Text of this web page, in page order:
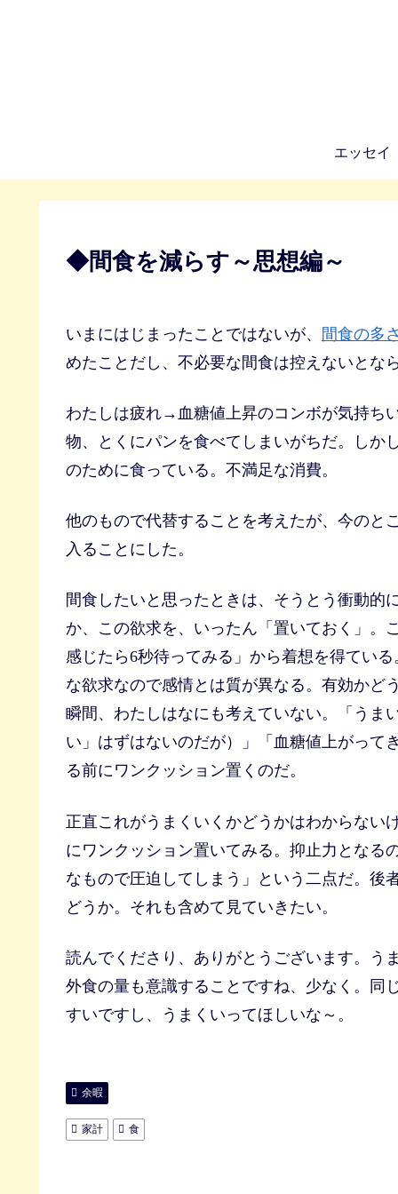
エッセイ
◆間食を減らす～思想編～
いまにはじまったことではないが、 間食の多
めたことだし、不必要な間食は控えないとな
わたしは疲れ→血糖値上昇のコンボが気持ち
物、とくにパンを食べてしまいがちだ。しか
のために食っている。不満足な消費。
他のもので代替することを考えたが、今のと
入ることにした。
間食したいと思ったときは、そうとう衝動的
か、この欲求を、いったん「置いておく」。
感じたら6秒待ってみる」から着想を得てい
な欲求なので感情とは質が異なる。有効かど
瞬間、わたしはなにも考えていない。「うま
い」はずはないのだが）」「血糖値上がって
る前にワンクッション置くのだ。
正直これがうまくいくかどうかはわからない
にワンクッション置いてみる。抑止力となる
なもので圧迫してしまう」という二点だ。後
どうか。それも含めて見ていきたい。
読んでくださり、ありがとうございます。う
外食の量も意識することですね、少なく。同
すいですし、うまくいってほしいな～。
余暇
家計 食